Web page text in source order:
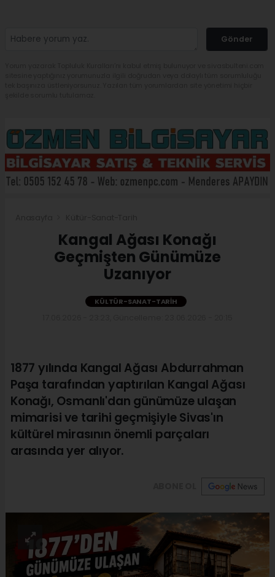
Gönder
Kangal Ağası Konağı
Geçmişten Günümüze
Uzanıyor
KÜLTÜR-SANAT-TARIH
1877 yılında Kangal Ağası Abdurrahman
Paşa tarafından yaptırılan Kangal Ağası
Konağı, Osmanlı'dan günümüze ulaşan
mimarisi ve tarihi geçmişiyle Sivas'ın
kültürel mirasının önemli parçaları
arasında yer alıyor.